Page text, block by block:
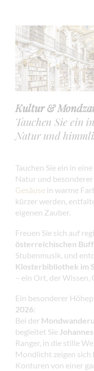
Kultur &
Tauchen Sie ein
Natur und
Tauchen Sie ein in
Natur und
Gesäuse in warme
kürzer werden,
eigenen Zauber.
Freuen Sie sich auf
österreichischen
Stubenmusik, und
Klosterbibliothek im
– ein Ort, der Wissen,
Ein besonderer
2026:
Bei der
begleitet Sie
Ranger, in die stille
Mondlicht zeigen sich
Konturen von einer